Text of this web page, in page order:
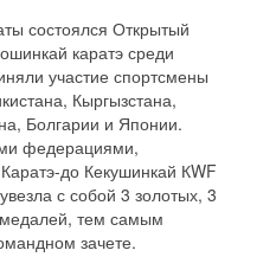
состоялся Открытый
каратэ среди
участие спортсмены
Кыргызстана,
Болгарии и Японии.
федерациями,
до Кекушинкай КWF
с собой 3 золотых, 3
тем самым
зачете.